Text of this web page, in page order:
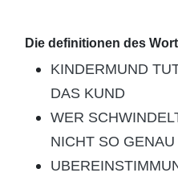
Die definitionen des
KINDERMUND
DAS KUND
WER
NICHT SO GENAU